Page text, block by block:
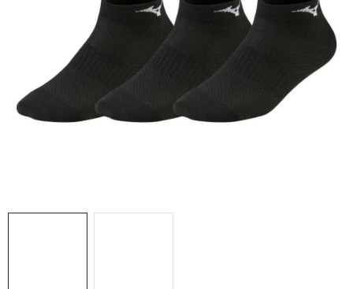
VELIKOSTNÍ TABULKY
KONTAKT
BOTY DĚTSKÉ